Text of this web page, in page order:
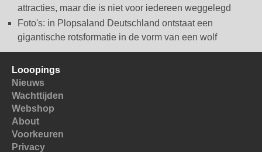
attracties, maar die is niet voor iedereen weggelegd
Foto's: in Plopsaland Deutschland ontstaat een
gigantische rotsformatie in de vorm van een wolf
Looopings
Nieuws
Wachttijden
Webshop
About
Voorkeuren
Privacy